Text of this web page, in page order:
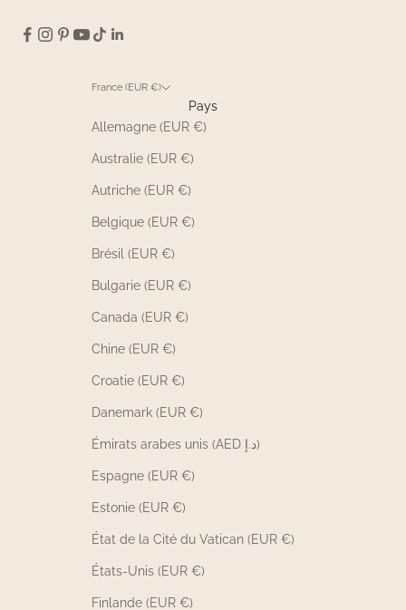
France (EUR €)
Pays
Allemagne (EUR €)
Australie (EUR €)
Autriche (EUR €)
Belgique (EUR €)
Brésil (EUR €)
Bulgarie (EUR €)
Canada (EUR €)
Chine (EUR €)
Croatie (EUR €)
Danemark (EUR €)
Émirats arabes unis (AED د.إ)
Espagne (EUR €)
Estonie (EUR €)
État de la Cité du Vatican (EUR €)
États-Unis (EUR €)
Finlande (EUR €)